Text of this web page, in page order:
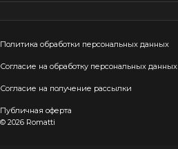
Политика обработки персональных данных
Согласие на обработку персональных данных
Согласие на получение рассылки
Публичная оферта
© 2026 Romatti